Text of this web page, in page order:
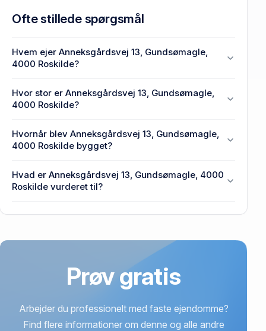
Ofte stillede spørgsmål
Hvem ejer Anneksgårdsvej 13, Gundsømagle,
4000 Roskilde?
En eller flere privat(e) ejer Anneksgårdsvej 13,
Gundsømagle, 4000 Roskilde.
Hvor stor er Anneksgårdsvej 13, Gundsømagle,
4000 Roskilde?
Enhedens BBR-areal er 143 m² på Anneksgårdsvej
13, Gundsømagle, 4000 Roskilde.
Hvornår blev Anneksgårdsvej 13, Gundsømagle,
4000 Roskilde bygget?
Den primære bygning blev bygget i 1973 på
Anneksgårdsvej 13, Gundsømagle, 4000 Roskilde.
Hvad er Anneksgårdsvej 13, Gundsømagle, 4000
Roskilde vurderet til?
Prøv gratis
Arbejder du professionelt med faste ejendomme?
Find flere informationer om denne og alle andre